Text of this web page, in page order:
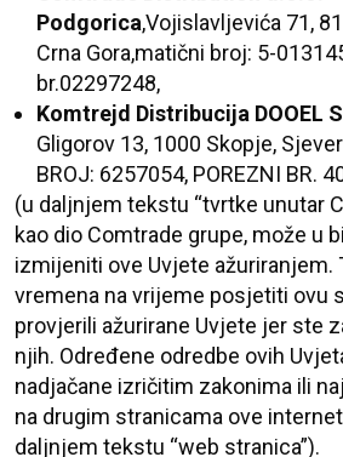
Podgorica,Vojislavljevića 71,
Crna Gora,matični broj: 5-
br.02297248,
Komtrejd Distribucija DOOEL
Gligorov 13, 1000 Skopje,
BROJ: 6257054, POREZNI BR.
(u daljnjem tekstu “tvrtke unutar
kao dio Comtrade grupe, može u
izmijeniti ove Uvjete ažuriranjem.
vremena na vrijeme posjetiti ovu
provjerili ažurirane Uvjete jer ste
njih. Određene odredbe ovih
nadjačane izričitim zakonima ili
na drugim stranicama ove
daljnjem tekstu “web stranica”).